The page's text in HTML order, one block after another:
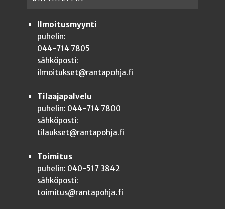
Ilmoitusmyynti
puhelin:
044-714 7805
sähköposti:
ilmoitukset@rantapohja.fi
Tilaajapalvelu
puhelin: 044-714 7800
sähköposti:
tilaukset@rantapohja.fi
Toimitus
puhelin: 040-517 3842
sähköposti:
toimitus@rantapohja.fi